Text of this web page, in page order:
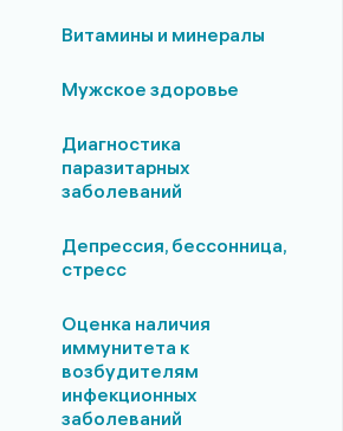
Витамины и минералы
Мужское здоровье
Диагностика
паразитарных
заболеваний
Депрессия, бессонница,
стресс
Оценка наличия
иммунитета к
возбудителям
инфекционных
заболеваний